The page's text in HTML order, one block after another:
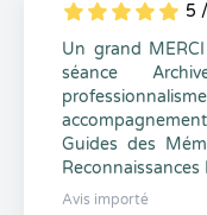
5
1
5
0 5
Un grand
séance
Guides des
Avis importé